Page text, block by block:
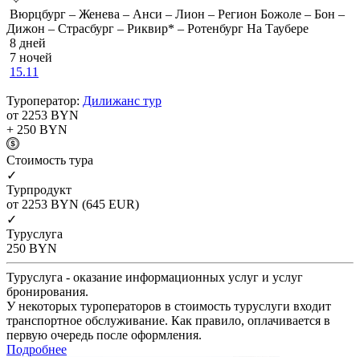
Вюрцбург – Женева – Анси – Лион – Регион Божоле – Бон –
Дижон – Страсбург – Риквир* – Ротенбург На Таубере
8 дней
7 ночей
15.11
Туроператор: Дилижанс тур
от 2253 BYN
+ 250 BYN
Cтоимость тура
✓
Турпродукт
от 2253 BYN (645 EUR)
✓
Туруслуга
250 BYN
Туруслуга - оказание информационных услуг и услуг
бронирования.
У некоторых туроператоров в стоимость туруслуги входит
транспортное обслуживание. Как правило, оплачивается в
первую очередь после оформления.
Подробнее